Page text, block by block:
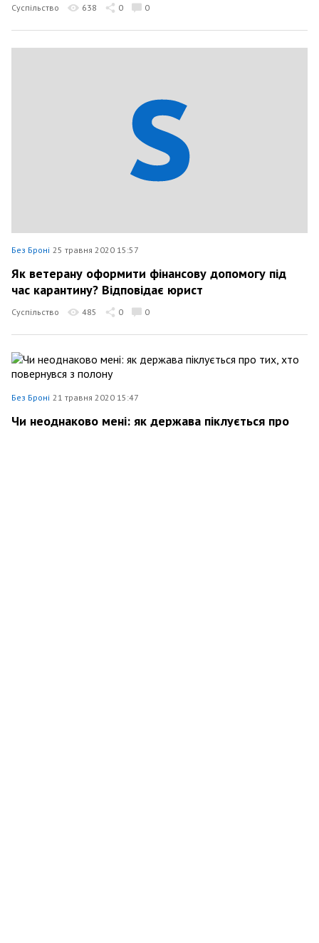
Суспільство 638 0 0
Без Броні 25 травня 2020 15:57
Як ветерану оформити фінансову допомогу під
час карантину? Відповідає юрист
Суспільство 485 0 0
Без Броні 21 травня 2020 15:47
Чи неоднаково мені: як держава піклується про